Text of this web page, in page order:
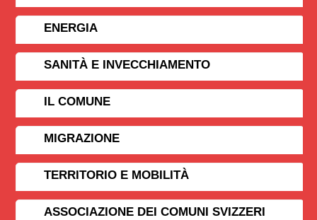
ENERGIA
SANITÀ E INVECCHIAMENTO
IL COMUNE
MIGRAZIONE
TERRITORIO E MOBILITÀ
ASSOCIAZIONE DEI COMUNI SVIZZERI